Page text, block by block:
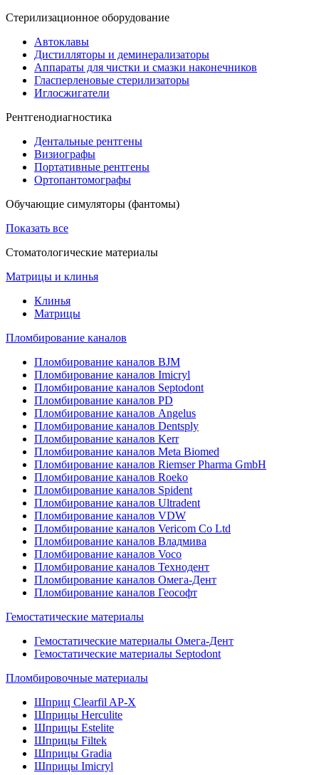
Стерилизационное оборудование
Автоклавы
Дистилляторы и деминерализаторы
Аппараты для чистки и смазки наконечников
Гласперленовые стерилизаторы
Иглосжигатели
Рентгенодиагностика
Дентальные рентгены
Визиографы
Портативные рентгены
Ортопантомографы
Обучающие симуляторы (фантомы)
Показать все
Стоматологические материалы
Матрицы и клинья
Клинья
Матрицы
Пломбирование каналов
Пломбирование каналов BJM
Пломбирование каналов Imicryl
Пломбирование каналов Septodont
Пломбирование каналов PD
Пломбирование каналов Angelus
Пломбирование каналов Dentsply
Пломбирование каналов Kerr
Пломбирование каналов Meta Biomed
Пломбирование каналов Riemser Pharma GmbH
Пломбирование каналов Roeko
Пломбирование каналов Spident
Пломбирование каналов Ultradent
Пломбирование каналов VDW
Пломбирование каналов Vericom Co Ltd
Пломбирование каналов Владмива
Пломбирование каналов Voco
Пломбирование каналов Технодент
Пломбирование каналов Омега-Дент
Пломбирование каналов Геософт
Гемостатические материалы
Гемостатические материалы Омега-Дент
Гемостатические материалы Septodont
Пломбировочные материалы
Шприц Clearfil AP-X
Шприцы Herculite
Шприцы Estelite
Шприцы Filtek
Шприцы Gradia
Шприцы Imicryl